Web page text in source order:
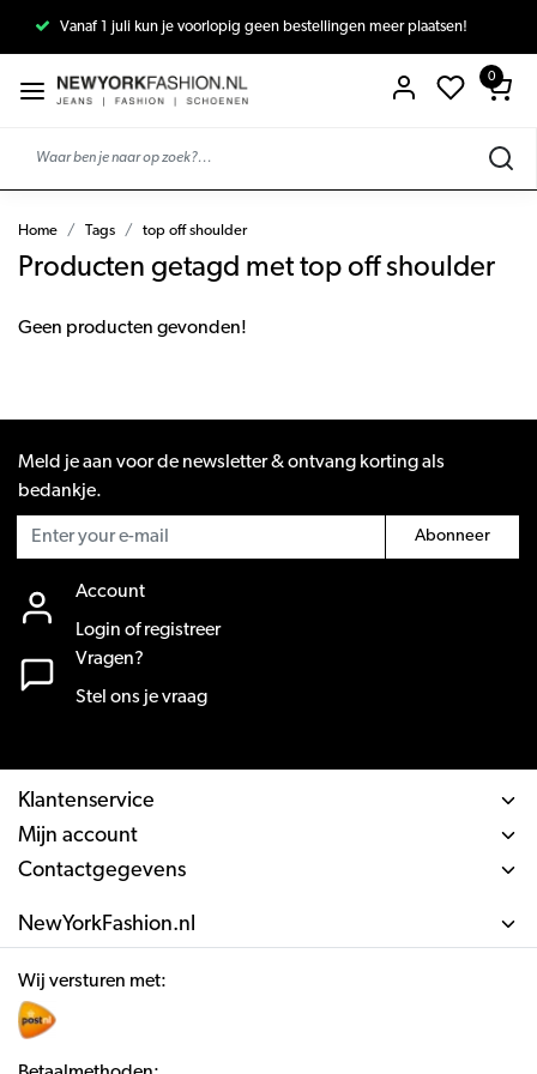
Vanaf 1 juli kun je voorlopig geen bestellingen meer plaatsen!
0
Home Tags top off shoulder
Producten getagd met top off shoulder
Geen producten gevonden!
Meld je aan voor de newsletter & ontvang korting als
bedankje.
Abonneer
Account
Login of registreer
Vragen?
Stel ons je vraag
Klantenservice
Mijn account
Contactgegevens
NewYorkFashion.nl
Wij versturen met: